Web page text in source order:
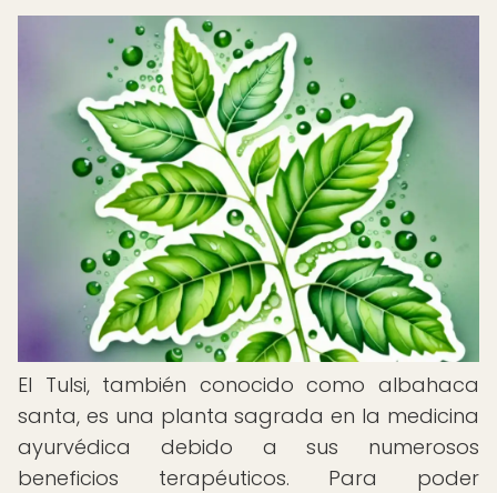
El Tulsi, también conocido como albahaca
santa, es una planta sagrada en la medicina
ayurvédica debido a sus numerosos
beneficios terapéuticos. Para poder